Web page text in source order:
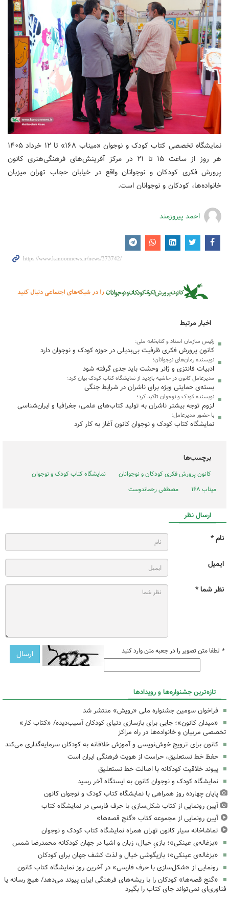
نمایشگاه تخصصی کتاب کودک و نوجوان «میناب ۱۶۸» تا ۱۲ خرداد ۱۴۰۵
هر روز از ساعت ۱۵ تا ۲۱ در مرکز آفرینش‌های فرهنگی‌هنری کانون
پرورش فکری کودکان و نوجوانان واقع در خیابان حجاب تهران میزبان
خانواده‌ها، کودکان و نوجوانان است.
احمد پیروزمند
اخبار مرتبط
رئیس سازمان اسناد و کتابخانه ملی:
کانون پرورش فکری ظرفیت بی‌بدیلی در حوزه کودک و نوجوان دارد
نویسنده رمان‌های نوجوانان؛
ادبیات فانتزی و ژانر وحشت باید جدی گرفته شود
مدیرعامل کانون در حاشیه بازدید از نمایشگاه کتاب کودک بیان کرد؛
بسته‌ی حمایتی ویژه برای ناشران در شرایط جنگی
نویسنده کودک و نوجوان تاکید کرد؛
لزوم توجه بیشتر ناشران به تولید کتاب‌های علمی، جغرافیا و ایران‌شناسی
با حضور مدیرعامل؛
نمایشگاه کتاب کودک و نوجوان کانون آغاز به کار کرد
برچسب‌ها
کانون پرورش فکری کودکان و نوجوانان
نمایشگاه کتاب کودک و نوجوان
میناب ۱۶۸
مصطفی رحماندوست
ارسال نظر
نام *
ایمیل
نظر شما *
* لطفا متن تصویر را در جعبه متن وارد کنید
تازه‌ترین جشنواره‌ها و رویدادها
فراخوان سومین جشنواره ملی «رویش» منتشر شد
«میدان کانون»؛ جایی برای بازسازی دنیای کودکان آسیب‌دیده/ «کتاب کار»
تخصصی مربیان و خانواده‌ها در راه مراکز
کانون برای ترویج خوش‌نویسی و آموزش خلاقانه به کودکان سرمایه‌گذاری می‌کند
حفظ خط نستعلیق، حراست از هویت فرهنگی ایران است
پیوند خلاقیت کودکانه با اصالت خط نستعلیق
نمایشگاه کودک و نوجوان کانون به ایستگاه آخر رسید
پایان چهارده روز همراهی با نمایشگاه کتاب کودک و نوجوان کانون
آیین رونمایی از کتاب شکل‌سازی با حرف فارسی در نمایشگاه کتاب
آیین رونمایی از مجموعه کتاب «گنج قصه‌ها»
تماشاخانه سیار کانون تهران همراه نمایشگاه کتاب کودک و نوجوان
«بزغاله‌ی عینکی»؛ بازیِ خیال، زبان و اشیا در جهان کودکانه محمدرضا شمس
«بزغاله‌ی عینکی»؛ بازیگوشی خیال و لذت کشف جهان برای کودکان
رونمایی از «شکل‌سازی با حرف فارسی» در آخرین روز نمایشگاه کتاب کانون
«گنج قصه‌ها» کودکان را با ریشه‌های فرهنگی ایران پیوند می‌دهد/ هیچ رسانه یا
فناوری‌ای نمی‌تواند جای کتاب را بگیرد